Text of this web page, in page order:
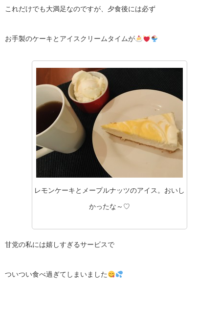
これだけでも大満足なのですが、夕食後には必ず
お手製のケーキとアイスクリームタイムが
レモンケーキとメープルナッツのアイス。おいし
かったな～♡
甘党の私には嬉しすぎるサービスで
ついつい食べ過ぎてしまいました